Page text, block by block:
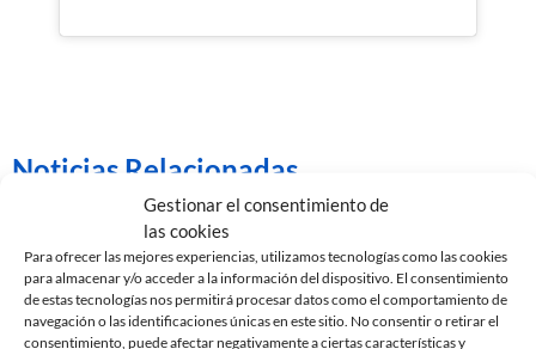
Gestionar el consentimiento de
las cookies
Para ofrecer las mejores experiencias, utilizamos tecnologías como las cookies
para almacenar y/o acceder a la información del dispositivo. El consentimiento
de estas tecnologías nos permitirá procesar datos como el comportamiento de
navegación o las identificaciones únicas en este sitio. No consentir o retirar el
consentimiento, puede afectar negativamente a ciertas características y
Noticias Relacionadas